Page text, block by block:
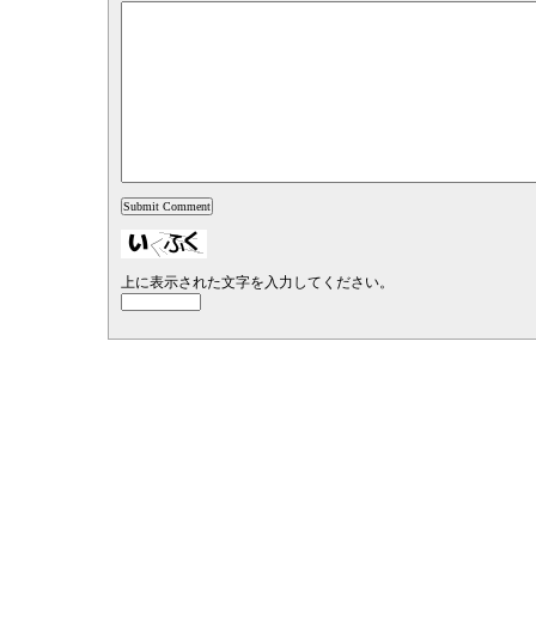
上に表示された文字を入力してください。